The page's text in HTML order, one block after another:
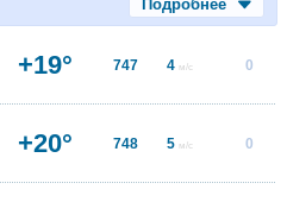
Подробнее
+19° 747 4 м/с 0
+20° 748 5 м/с 0